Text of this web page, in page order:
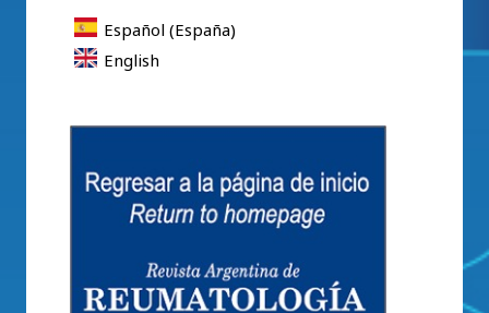
Español (España)
English